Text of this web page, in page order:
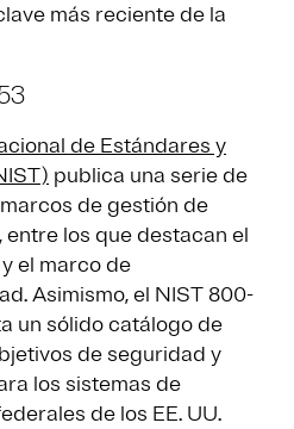
más reciente de la
de Estándares y
publica una serie de
de gestión de
entre los que destacan el
el marco de
Asimismo, el NIST 800-
un sólido catálogo de
de seguridad y
los sistemas de
de los EE. UU.